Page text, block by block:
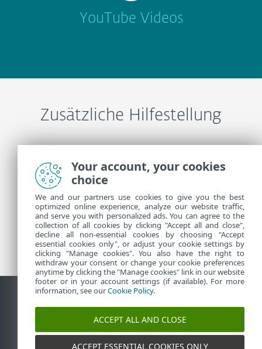
YouTube Videos
Zusätzliche Hilfestellung
ESET-Support kontaktieren
Weitere Informationen
Support-News
Kundenhinweisen
Sicherheitslücke melden
Cookie-Richtlinie
©1992-2026ESET, spol. s r.o. - Alle Rechte
Your account, your cookies
choice
We and our partners use cookies to give you the best
optimized online experience, analyze our website traffic,
and serve you with personalized ads. You can agree to the
collection of all cookies by clicking "Accept all and close",
decline all non-essential cookies by choosing "Accept
essential cookies only", or adjust your cookie settings by
clicking "Manage cookies". You also have the right to
withdraw your consent or change your cookie preferences
anytime by clicking the "Manage cookies" link in our website
footer or in your account settings (if available). For more
information, see ourCookie Policy.
ACCEPT ALL AND CLOSE
ACCEPT ESSENTIAL COOKIES ONLY